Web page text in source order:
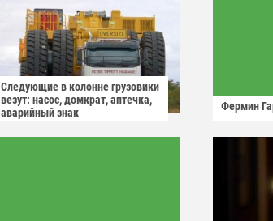
Следующие в колонне грузовики
везут: насос, домкрат, аптечка,
аварийный знак
Фермин